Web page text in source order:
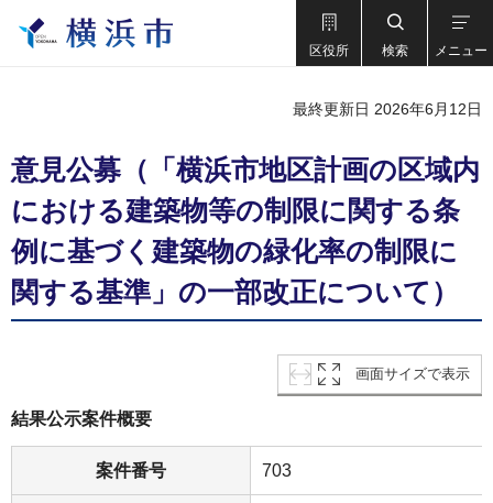
区役所 検索 メニュー
最終更新日 2026年6月12日
意見公募（「横浜市地区計画の区域内
における建築物等の制限に関する条
例に基づく建築物の緑化率の制限に
関する基準」の一部改正について）
画面サイズで表示
結果公示案件概要
案件番号 703